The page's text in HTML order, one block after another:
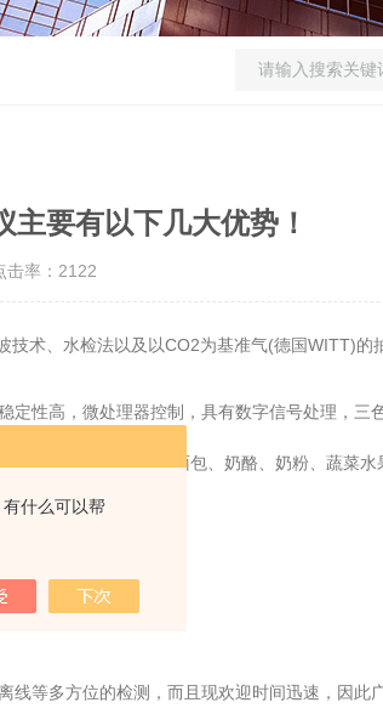
什么可以帮
要有以下几大优势！
率：2122
术、水检法以及以CO2为基准气(德国WITT)的
性高，微处理器控制，具有数字信号处理，三
实时灵敏度调整。
种产品(如冷鲜肉、面包、奶酪、奶粉、蔬菜
等多方位的检测，而且现欢迎时间迅速，因此